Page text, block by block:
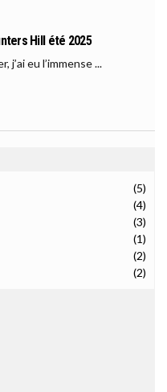
Hill été 2025
j’ai eu l’immense ...
(5)
(4)
(3)
(1)
(2)
(2)